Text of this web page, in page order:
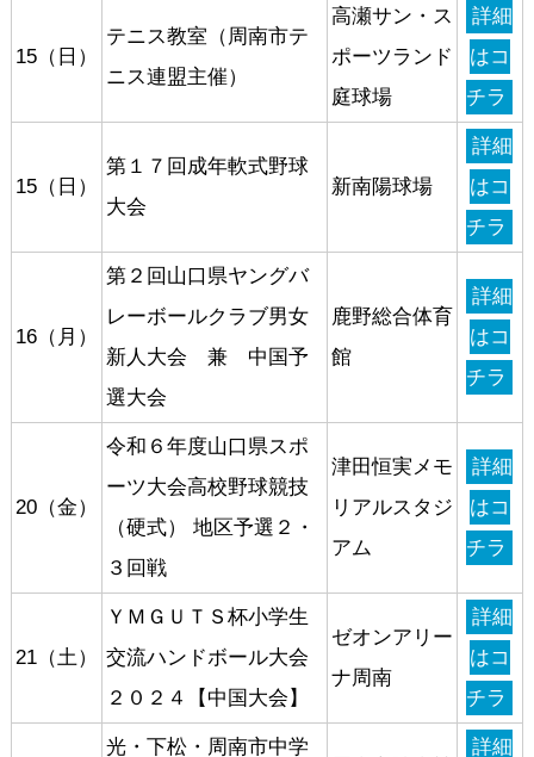
15（日）
テニス教室（周南市テ
ニス連盟主催）
高瀬サン・ス
ポーツランド
庭球場
詳細
はコ
チラ
15（日）
第１７回成年軟式野球
大会
新南陽球場
詳細
はコ
チラ
16（月）
第２回山口県ヤングバ
レーボールクラブ男女
新人大会 兼 中国予
選大会
鹿野総合体育
館
詳細
はコ
チラ
20（金）
令和６年度山口県スポ
ーツ大会高校野球競技
（硬式） 地区予選２・
３回戦
津田恒実メモ
リアルスタジ
アム
詳細
はコ
チラ
21（土）
ＹＭＧＵＴＳ杯小学生
交流ハンドボール大会
２０２４【中国大会】
ゼオンアリー
ナ周南
詳細
はコ
チラ
光・下松・周南市中学
詳細